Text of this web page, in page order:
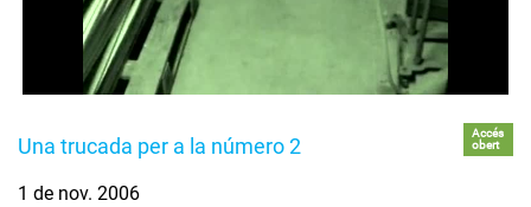
Una trucada per a la número 2
Accés
obert
1 de nov. 2006